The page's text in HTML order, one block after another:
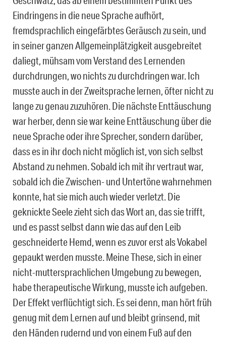
Eindringens in die neue Sprache aufhört,
fremdsprachlich eingefärbtes Geräusch zu sein, und
in seiner ganzen Allgemeinplätzigkeit ausgebreitet
daliegt, mühsam vom Verstand des Lernenden
durchdrungen, wo nichts zu durchdringen war. Ich
musste auch in der Zweitsprache lernen, öfter nicht zu
lange zu genau zuzuhören. Die nächste Enttäuschung
war herber, denn sie war keine Enttäuschung über die
neue Sprache oder ihre Sprecher, sondern darüber,
dass es in ihr doch nicht möglich ist, von sich selbst
Abstand zu nehmen. Sobald ich mit ihr vertraut war,
sobald ich die Zwischen- und Untertöne wahrnehmen
konnte, hat sie mich auch wieder verletzt. Die
geknickte Seele zieht sich das Wort an, das sie trifft,
und es passt selbst dann wie das auf den Leib
geschneiderte Hemd, wenn es zuvor erst als Vokabel
gepaukt werden musste. Meine These, sich in einer
nicht-muttersprachlichen Umgebung zu bewegen,
habe therapeutische Wirkung, musste ich aufgeben.
Der Effekt verflüchtigt sich. Es sei denn, man hört früh
genug mit dem Lernen auf und bleibt grinsend, mit
den Händen rudernd und von einem Fuß auf den